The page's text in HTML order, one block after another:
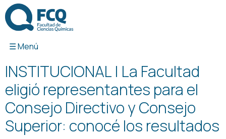
contenido
INSTITUCIONAL | La Facultad
eligió representantes para el
Consejo Directivo y Consejo
Superior: conocé los resultados